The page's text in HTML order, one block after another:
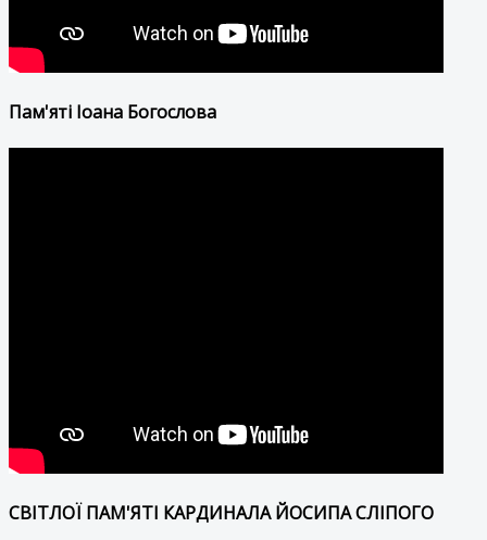
Пам'яті Іоана Богослова
СВІТЛОЇ ПАМ'ЯТІ КАРДИНАЛА ЙОСИПА СЛІПОГО